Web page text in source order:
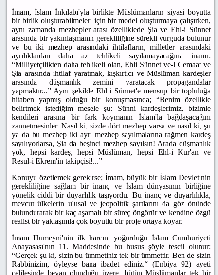
İmam, İslam İnkılabı'yla birlikte Müslümanların siyasi boyutta
bir birlik oluşturabilmeleri için bir model oluşturmaya çalışırken,
aynı zamanda mezhepler arası özelliklede Şia ve Ehl-i Sünnet
arasında bir yakınlaşmanın gerekliliğine sürekli vurguda bulunur
ve bu iki mezhep arasındaki ihtilafların, milletler arasındaki
ayrılıklardan daha az tehlikeli sayılamayacağına inanır:
“Milliyetçilikten daha tehlikeli olan, Ehli Sünnet ve-l Cemaat ve
Şia arasında ihtilaf yaratmak, kışkırtıcı ve Müslüman kardeşler
arasında düşmanlık zemini yaratacak propagandalar
yapmaktır...” Aynı şekilde Ehl-i Sünnet'e mensup bir topluluğa
hitaben yapmış olduğu bir konuşmasında; “Benim özellikle
belirtmek istediğim mesele şu: Sünni kardeşlerimiz, bizimle
kendileri arasına bir fark koymanın İslam'la bağdaşacağını
zannetmesinler. Nasıl ki, sizde dört mezhep varsa ve nasıl ki, şu
ya da bu mezhep iki ayrı mezhep sayılmalarına rağmen kardeş
sayılıyorlarsa, Şia da beşinci mezhep sayılsın! Arada düşmanlık
yok, hepsi kardeş, hepsi Müslüman, hepsi Ehl-i Kur'an ve
Resul-i Ekrem'in takipçisi!...”
Konuyu özetlemek gerekirse; İmam, büyük bir İslam Devletinin
gerekliliğine sağlam bir inanç ve İslam dünyasının birliğine
yönelik ciddi bir duyarlılık taşıyordu. Bu inanç ve duyarlılıkla,
mevcut ülkelerin ulusal ve jeopolitik şartlarını da göz önünde
bulundurarak bir kaç aşamalı bir süreç öngörür ve kendine özgü
realist bir yaklaşımla çok boyutlu bir proje ortaya koyar.
İmam Humeyni'nin ilk harcını yoğurduğu İslam Cumhuriyeti
Anayasası'nın 11. Maddesinde bu husus şöyle tescil olunur:
“Gerçek şu ki, sizin bu ümmetiniz tek bir ümmettir. Ben de sizin
Rabbinizim, öyleyse bana ibadet ediniz.“ (Enbiya 92) ayeti
celilesinde beyan olunduğu üzere, bütün Müslümanlar tek bir